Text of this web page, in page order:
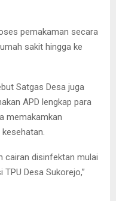
pemakaman secara
sakit hingga ke
Satgas Desa juga
APD lengkap para
memakamkan
cairan disinfektan mulai
Desa Sukorejo,”